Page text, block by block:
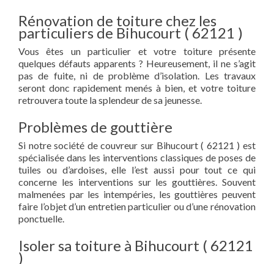
Rénovation de toiture chez les
particuliers de Bihucourt ( 62121 )
Vous êtes un particulier et votre toiture présente
quelques défauts apparents ? Heureusement, il ne s’agit
pas de fuite, ni de problème d’isolation. Les travaux
seront donc rapidement menés à bien, et votre toiture
retrouvera toute la splendeur de sa jeunesse.
Problèmes de gouttière
Si notre société de couvreur sur Bihucourt ( 62121 ) est
spécialisée dans les interventions classiques de poses de
tuiles ou d’ardoises, elle l’est aussi pour tout ce qui
concerne les interventions sur les gouttières. Souvent
malmenées par les intempéries, les gouttières peuvent
faire l’objet d’un entretien particulier ou d’une rénovation
ponctuelle.
Isoler sa toiture à Bihucourt ( 62121
)